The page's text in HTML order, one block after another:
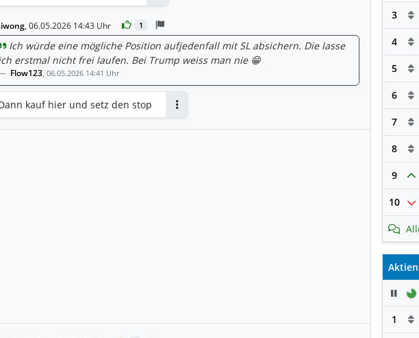
, 06.05.2026 14:43 Uhr 1
Ich würde eine mögliche Position aufjedenfall mit SL absichern. Die lasse
erstmal nicht frei laufen. Bei Trump weiss man nie 😁
Flow123, 06.05.2026 14:41 Uhr
kauf hier und setz den stop
3
4
5
6
7
8
9
10
Aktien
1